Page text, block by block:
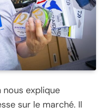
nous explique
sur le marché. Il